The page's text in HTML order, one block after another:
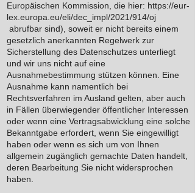
Europäischen Kommission, die hier: https://eur-
lex.europa.eu/eli/dec_impl/2021/914/oj
abrufbar sind), soweit er nicht bereits einem
gesetzlich anerkannten Regelwerk zur
Sicherstellung des Datenschutzes unterliegt
und wir uns nicht auf eine
Ausnahmebestimmung stützen können. Eine
Ausnahme kann namentlich bei
Rechtsverfahren im Ausland gelten, aber auch
in Fällen überwiegender öffentlicher Interessen
oder wenn eine Vertragsabwicklung eine solche
Bekanntgabe erfordert, wenn Sie eingewilligt
haben oder wenn es sich um von Ihnen
allgemein zugänglich gemachte Daten handelt,
deren Bearbeitung Sie nicht widersprochen
haben.